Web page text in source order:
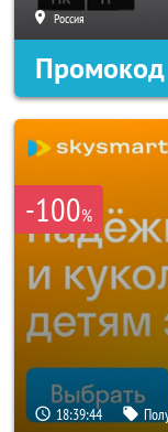
Россия
Промокод
-100%
18:39:43